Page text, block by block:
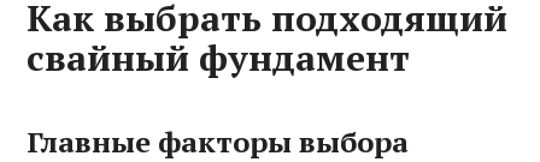
Как выбрать подходящий
свайный фундамент
Главные факторы выбора